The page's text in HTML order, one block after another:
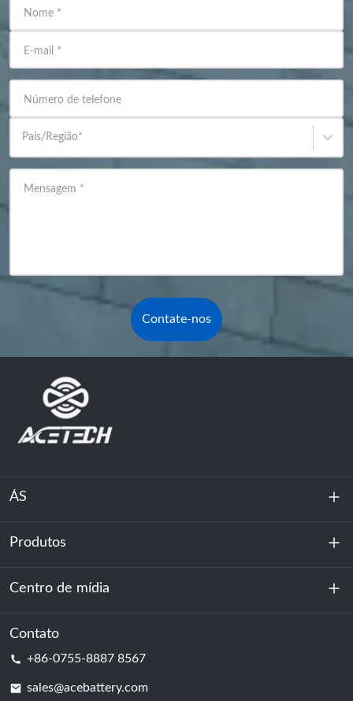
Nome *
E-mail *
Número de telefone
País/Região*
Mensagem *
Contate-nos
ÁS
Sobre nós
Sustentabilidade
Produtos
Armazenamento de energia
Centro de dados e sala de servidores
Centro de mídia
Notícias
Contato
+86-0755-8887 8567
sales@acebattery.com